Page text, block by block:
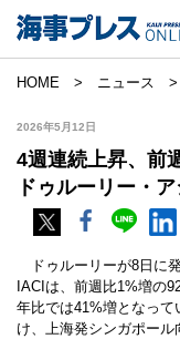
HOME ニュース
2026年5月12日
4週連続上昇、前
ドゥルーリー・
ドゥルーリーが8日に
IACIは、前週比1%増の
年比では41%増となって
け、上海発シンガポー